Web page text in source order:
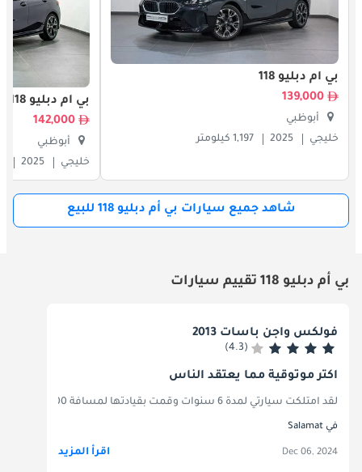
بي أم دبليو 118
139,000
أبوظبي
خليجي
2025 1,197 كيلومتر
بي أم دبليو 118
142,000
أبوظبي
خليجي
2025
شاهد جميع سيارات بي أم دبليو 118 للبيع
بي أم دبليو 118 تقييم سيارات
فولكس واجن باسات 2013
(4.3)
أكثر موثوقية مما يعتقد الناس
لقد امتلكت سيارتي لمدة 6 سنوات وقمت بقيادتها لمسافة 200000 كيلومتر ولم أضطر إلى أخذها إلى المرآب إلا مرتين فقط. تتوفر قطع الغيار ويمكن شراؤها مستعملة لتقليل تكلفة الصيانة.
في Salamat
Dec 06, 2024 اقرأ المزيد